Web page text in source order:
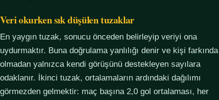
Veri okurken sık düşülen tuzaklar
En yaygın tuzak, sonucu önceden belirleyip veriyi ona
uydurmaktır. Buna doğrulama yanlılığı denir ve kişi farkında
olmadan yalnızca kendi görüşünü destekleyen sayılara
odaklanır. İkinci tuzak, ortalamaların ardındaki dağılımı
görmezden gelmektir: maç başına 2,0 gol ortalaması, her